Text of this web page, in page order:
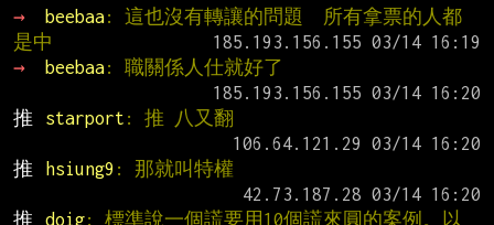
→
beebaa: 這也沒有轉讓的問題  所有拿票的人都
是中
→
beebaa: 職關係人仕就好了
推
starport : 推 八又翻
推
hsiung9 : 那就叫特權
推
doig: 標準說一個謊要用10個謊來圓的案例。以